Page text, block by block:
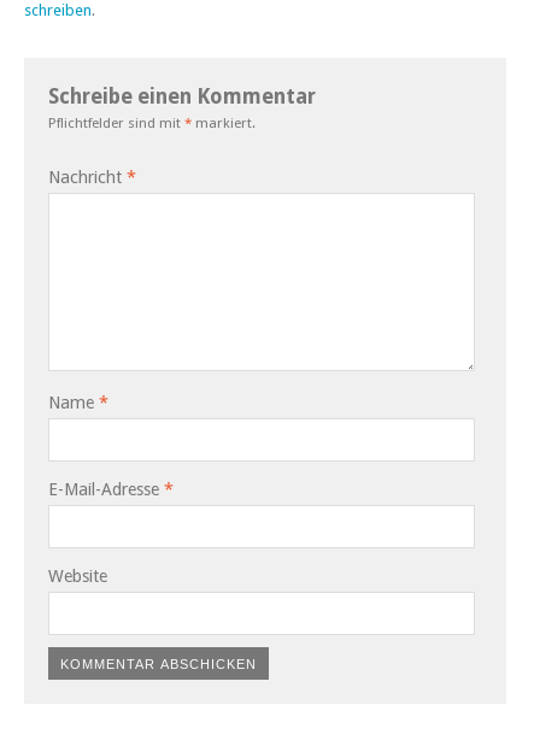
schreiben.
Schreibe einen Kommentar
Pflichtfelder sind mit * markiert.
Nachricht *
Name *
E-Mail-Adresse *
Website